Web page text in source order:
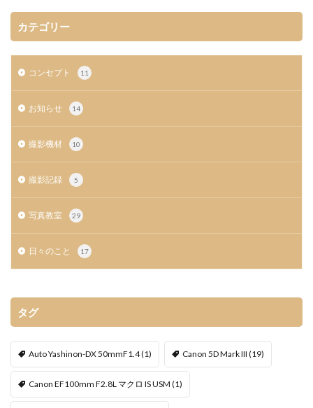
カテゴリー
コンセプト 11
お知らせ 14
撮影機材 10
撮影記録 5
写真教室 29
日々のこと 17
タグ
Auto Yashinon-DX 50mmF1.4(1) Canon 5D Mark III (19)
Canon EF100mm F2.8L マクロ IS USM (1)